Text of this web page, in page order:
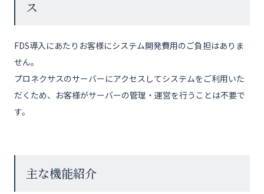
ス
FDS導入にあたりお客様にシステム開発費用のご負担はありま
せん。
プロネクサスのサーバーにアクセスしてシステムをご利用いた
だくため、お客様がサーバーの管理・運営を行うことは不要で
す。
主な機能紹介